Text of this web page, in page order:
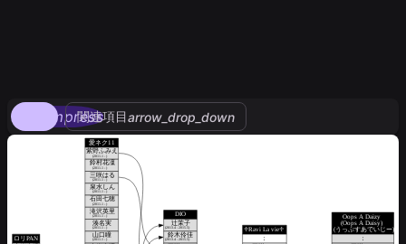
compress
関連項目arrow_drop_down